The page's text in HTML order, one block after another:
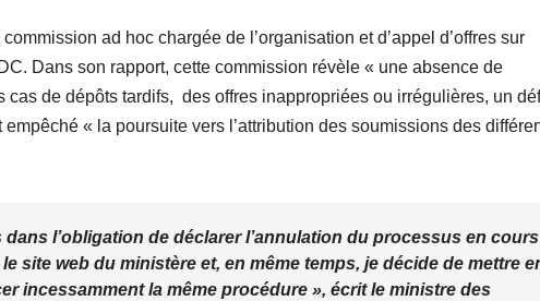
ad hoc chargée de l’organisation et d’appel d’offres sur
Dans son rapport, cette commission révèle « une absence de
cas de dépôts tardifs, des offres inappropriées ou irrégulières, un
« la poursuite vers l’attribution des soumissions des
l’obligation de déclarer l’annulation du processus en
site web du ministère et, en même temps, je décide de mettre
incessamment la même procédure », écrit le ministre des